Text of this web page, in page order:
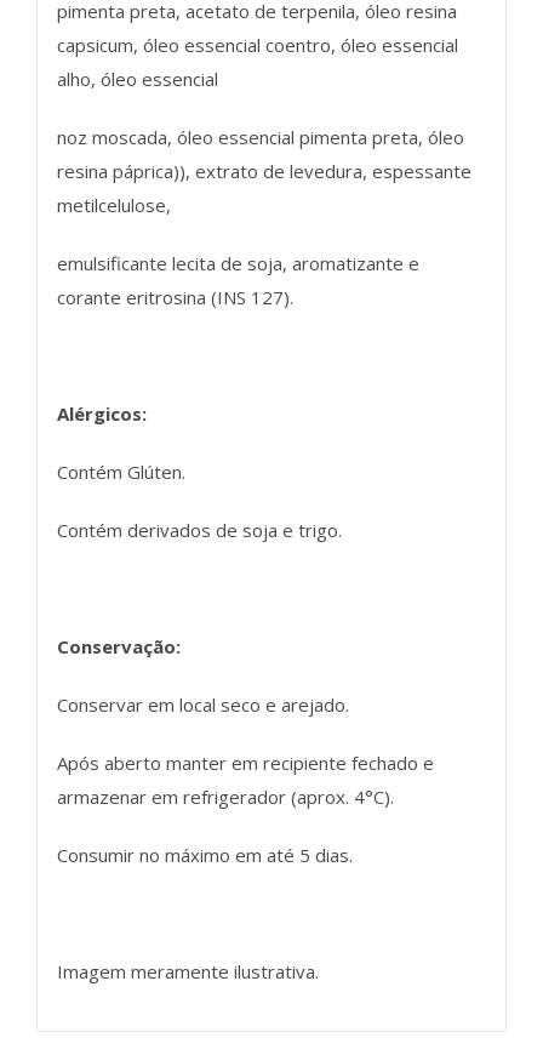
pimenta preta, acetato de terpenila, óleo resina
capsicum, óleo essencial coentro, óleo essencial
alho, óleo essencial
noz moscada, óleo essencial pimenta preta, óleo
resina páprica)), extrato de levedura, espessante
metilcelulose,
emulsificante lecita de soja, aromatizante e
corante eritrosina (INS 127).
Alérgicos:
Contém Glúten.
Contém derivados de soja e trigo.
Conservação:
Conservar em local seco e arejado.
Após aberto manter em recipiente fechado e
armazenar em refrigerador (aprox. 4°C).
Consumir no máximo em até 5 dias.
Imagem meramente ilustrativa.